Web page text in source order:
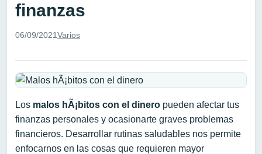
finanzas
06/09/2021Varios
Los malos hÃ¡bitos con el dinero pueden afectar tus
finanzas personales y ocasionarte graves problemas
financieros. Desarrollar rutinas saludables nos permite
enfocarnos en las cosas que requieren mayor